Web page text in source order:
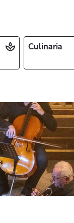
Culinaria